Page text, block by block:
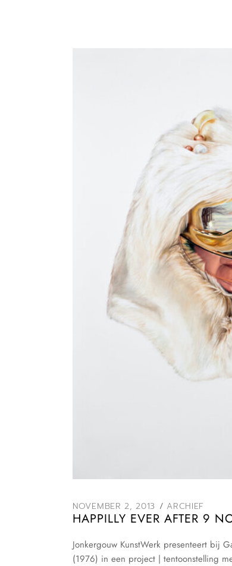
NOVEMBER 2, 2013 ARCHIEF
HAPPILLY EVER AFTER 9
Jonkergouw KunstWerk presenteert bij
(1976) in een project | tentoonstelling